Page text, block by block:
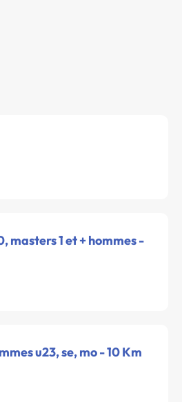
masters 1 et + hommes -
u23, se, mo - 10 Km